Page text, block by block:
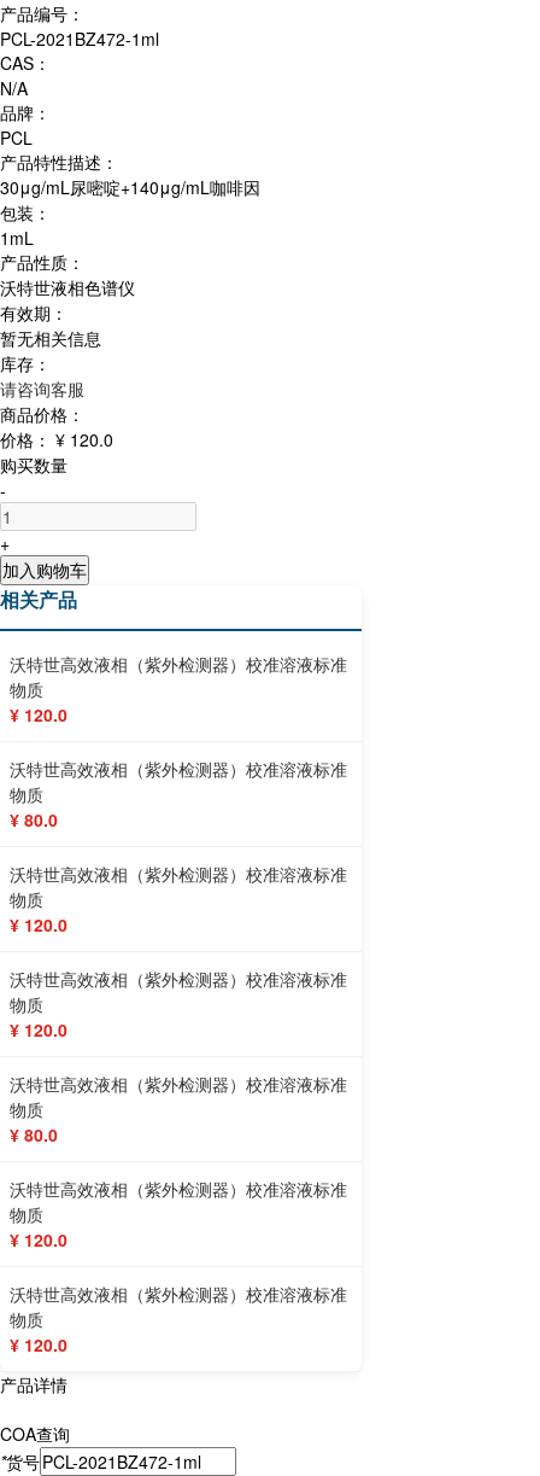
产品编号：
PCL-2021BZ472-1ml
CAS：
N/A
品牌：
PCL
产品特性描述：
30μg/mL尿嘧啶+140μg/mL咖啡因
包装：
1mL
产品性质：
沃特世液相色谱仪
有效期：
暂无相关信息
库存：
请咨询客服
商品价格：
价格： ¥ 120.0
购买数量
-
+
加入购物车
相关产品
沃特世高效液相（紫外检测器）校准溶液标准
物质
¥ 120.0
沃特世高效液相（紫外检测器）校准溶液标准
物质
¥ 80.0
沃特世高效液相（紫外检测器）校准溶液标准
物质
¥ 120.0
沃特世高效液相（紫外检测器）校准溶液标准
物质
¥ 120.0
沃特世高效液相（紫外检测器）校准溶液标准
物质
¥ 80.0
沃特世高效液相（紫外检测器）校准溶液标准
物质
¥ 120.0
沃特世高效液相（紫外检测器）校准溶液标准
物质
¥ 120.0
产品详情
COA查询
*货号